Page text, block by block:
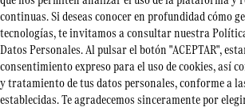
continuas. Si deseas conocer en profundidad cómo
tecnologías, te invitamos a consultar nuestra
Datos Personales. Al pulsar el botón "ACEPTAR",
consentimiento expreso para el uso de cookies, así
y tratamiento de tus datos personales, conforme a
establecidas. Te agradecemos sinceramente por